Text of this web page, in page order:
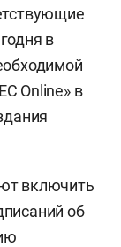
в
Online» в
включить
об